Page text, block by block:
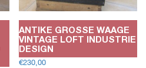
ANTIKE GROSSE WAAGE V
INTAGE LOFT INDUSTRIE D
ESIGN
€230,00